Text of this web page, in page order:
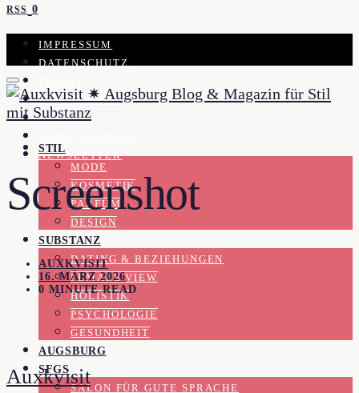
RSS 0
IMPRESSUM
DATENSCHUTZ
KOOPERATION
KONTAKT
NEWSLETTER
STIL
MODE
KOSMETIK
PARFUM
DESIGN
SUBSTANZ
DATING & BEZIEHUNGEN
FEMALE VIEW
HOLISTIK
PSYCHOLOGIE
GESUNDHEIT
AUGSBURG
SFGS
SALON FÜR GUTE SPRACHE
Screenshot
AUXKVISIT
16. MÄRZ 2026
0 MINUTE READ
Auxkvisit